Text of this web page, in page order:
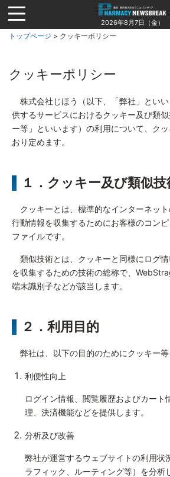
Jump
to
navigation
2026年8月7日（金）
トップページ > クッキーポリシー
クッキーポリシー
株式会社じほう（以下、「弊社」とい
供するサービスにおけるクッキー及び類
ー等」といいます）の利用について、ク
おり定めます。
１．クッキー及び類似
クッキーとは、標準的なインターネッ
行動情報を収集するためにお客様のコン
ファイルです。
類似技術とは、クッキーと同様にログ
を収集するための技術の総称で、
端末識別子などが該当します。
２．利用目的
弊社は、以下の目的のためにクッキー等
利便性向上
ログイン情報、閲覧履歴およびカート
理、決済機能などを提供します。
分析及び改善
弊社が運営するウェブサイトの利用状
ラフィック、ルーティング等）を分析